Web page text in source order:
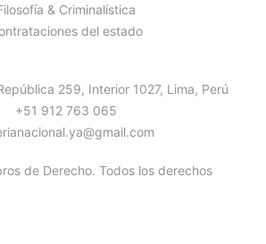
& Criminalística
del estado
259, Interior 1027, Lima, Perú
+51 912 763 065
de Derecho. Todos los derechos